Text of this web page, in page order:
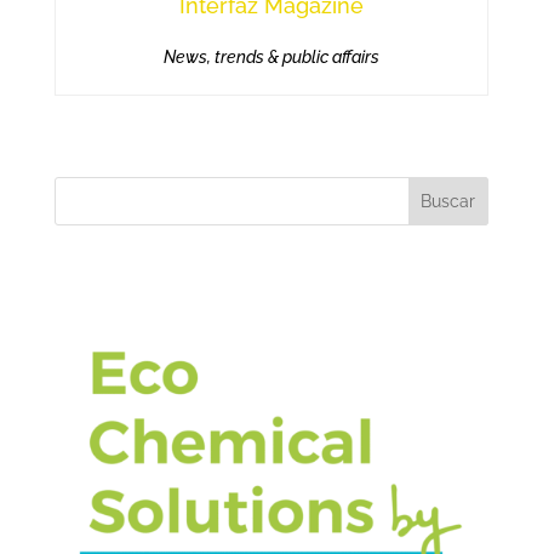
Interfaz Magazine
News, trends & public affairs
Buscar